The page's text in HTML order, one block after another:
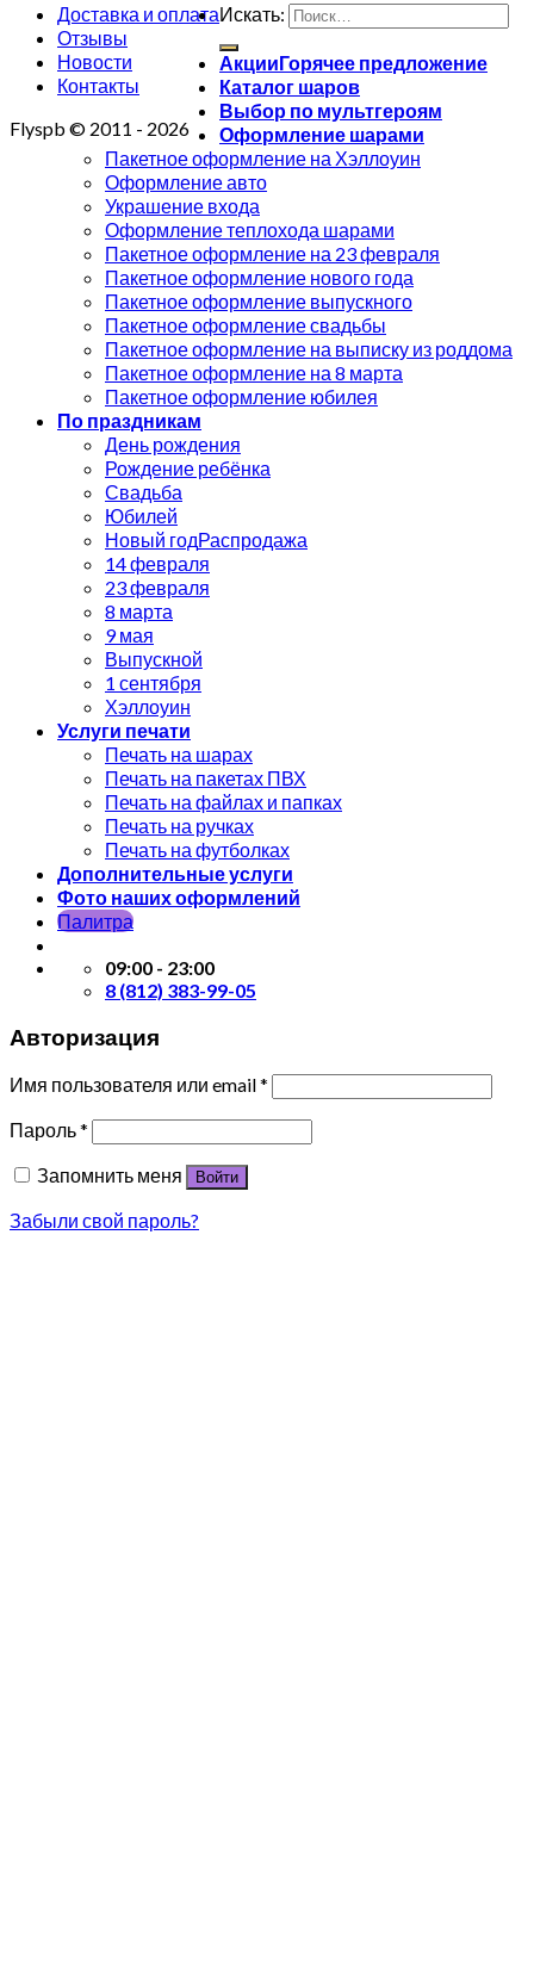
Доставка и оплата
Отзывы
Новости
Контакты
Flyspb © 2011 - 2026
Искать:
Акции
Каталог шаров
Выбор по мультгероям
Оформление шарами
Пакетное оформление на Хэллоуин
Оформление авто
Украшение входа
Оформление теплохода шарами
Пакетное оформление на 23 февраля
Пакетное оформление нового года
Пакетное оформление выпускного
Пакетное оформление свадьбы
Пакетное оформление на выписку из роддома
Пакетное оформление на 8 марта
Пакетное оформление юбилея
По праздникам
День рождения
Рождение ребёнка
Свадьба
Юбилей
Новый год
14 февраля
23 февраля
8 марта
9 мая
Выпускной
1 сентября
Хэллоуин
Услуги печати
Печать на шарах
Печать на пакетах ПВХ
Печать на файлах и папках
Печать на ручках
Печать на футболках
Дополнительные услуги
Фото наших оформлений
Палитра
09:00 - 23:00
8 (812) 383-99-05
Авторизация
Имя пользователя или email*
Пароль*
Запомнить меня
Войти
Забыли свой пароль?